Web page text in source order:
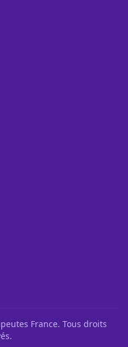
France. Tous droits